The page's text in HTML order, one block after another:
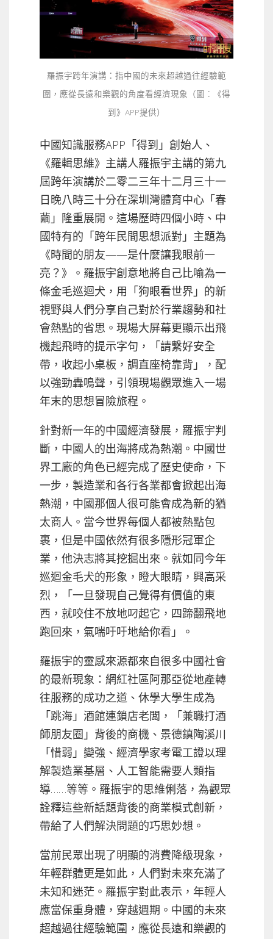
羅振宇跨年演講：指中國的未來超越過往經驗範
圍，應從長遠和樂觀的角度看經濟現象（圖︰《得
到》APP提供）
中國知識服務APP「得到」創始人、
《羅輯思維》主講人羅振宇主講的第九
屆跨年演講於二零二三年十二月三十一
日晚八時三十分在深圳灣體育中心「春
繭」隆重展開。這場歷時四個小時、中
國特有的「跨年民間思想派對」主題為
《時間的朋友——是什麼讓我眼前一
亮？》。羅振宇創意地將自己比喻為一
條金毛巡迴犬，用「狗眼看世界」的新
視野與人們分享自己對於行業趨勢和社
會熱點的省思。現場大屏幕更顯示出飛
機起飛時的提示字句，「請繫好安全
帶，收起小桌板，調直座椅靠背」，配
以強勁轟鳴聲，引領現場觀眾進入一場
年末的思想冒險旅程。
針對新一年的中國經濟發展，羅振宇判
斷，中國人的出海將成為熱潮。中國世
界工廠的角色已經完成了歷史使命，下
一步，製造業和各行各業都會掀起出海
熱潮，中國那個人很可能會成為新的猶
太商人。當今世界每個人都被熱點包
裹，但是中國依然有很多隱形冠軍企
業，他決志將其挖掘出來。就如同今年
巡迴金毛犬的形象，瞪大眼睛，興高采
烈，「一旦發現自己覺得有價值的東
西，就咬住不放地叼起它，四蹄翻飛地
跑回來，氣喘吁吁地給你看」。
羅振宇的靈感來源都來自很多中國社會
的最新現象：網紅社區阿那亞從地產轉
往服務的成功之道、休學大學生成為
「跳海」酒館連鎖店老闆，「兼職打酒
師朋友圈」背後的商機、景德鎮陶溪川
「惜弱」變強、經濟學家考電工證以理
解製造業基層、人工智能需要人類指
導……等等。羅振宇的思維俐落，為觀眾
詮釋這些新話題背後的商業模式創新，
帶給了人們解決問題的巧思妙想。
當前民眾出現了明顯的消費降級現象，
年輕群體更是如此，人們對未來充滿了
未知和迷茫。羅振宇對此表示，年輕人
應當保重身體，穿越週期。中國的未來
超越過往經驗範圍，應從長遠和樂觀的